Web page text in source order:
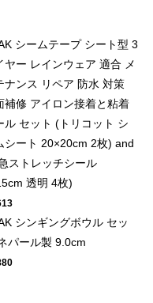
シームテープ シート型 3
ヤー レインウェア 適合 メ
ナンス リペア 防水 対策
補修 アイロン接着と粘着
ル セット (トリコット シ
シート 20×20cm 2枚) and
ストレッチシール
透明 4枚)
シンギングボウル セッ
パール製 9.0cm